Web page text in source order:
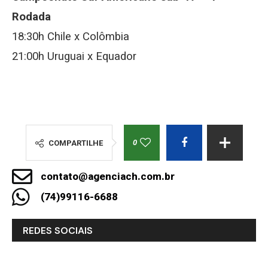
Rodada
18:30h Chile x Colômbia
21:00h Uruguai x Equador
COMPARTILHE 0
contato@agenciach.com.br
(74)99116-6688
REDES SOCIAIS